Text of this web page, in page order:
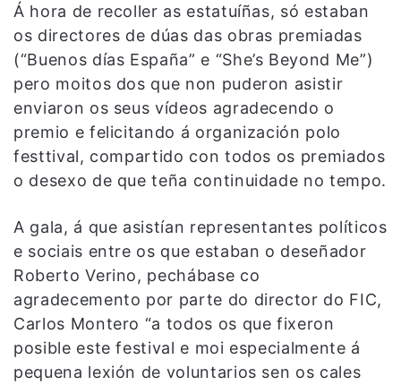
Á hora de recoller as estatuíñas, só estaban
os directores de dúas das obras premiadas
(“Buenos días España” e “She’s Beyond Me”)
pero moitos dos que non puderon asistir
enviaron os seus vídeos agradecendo o
premio e felicitando á organización polo
festtival, compartido con todos os premiados
o desexo de que teña continuidade no tempo.
A gala, á que asistían representantes políticos
e sociais entre os que estaban o deseñador
Roberto Verino, pechábase co
agradecemento por parte do director do FIC,
Carlos Montero “a todos os que fixeron
posible este festival e moi especialmente á
pequena lexión de voluntarios sen os cales